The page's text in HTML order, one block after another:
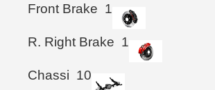
Front Brake 1
R. Right Brake 1
Chassi 10